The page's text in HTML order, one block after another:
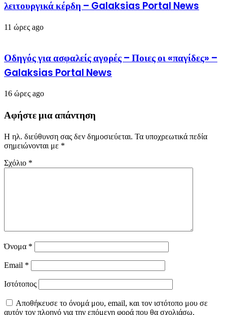
λειτουργικά κέρδη – Galaksias Portal News
11 ώρες ago
Οδηγός για ασφαλείς αγορές – Ποιες οι «παγίδες» –
Galaksias Portal News
16 ώρες ago
Αφήστε μια απάντηση
Η ηλ. διεύθυνση σας δεν δημοσιεύεται. Τα υποχρεωτικά πεδία
σημειώνονται με *
Σχόλιο *
Όνομα *
Email *
Ιστότοπος
Αποθήκευσε το όνομά μου, email, και τον ιστότοπο μου σε
αυτόν τον πλοηγό για την επόμενη φορά που θα σχολιάσω.